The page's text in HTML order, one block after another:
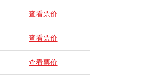
查看票价
查看票价
查看票价